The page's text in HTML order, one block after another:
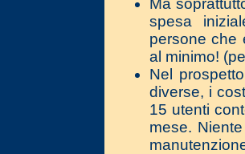
spesa
persone che
al minimo!
Nel
diverse, i
15 utenti
mese.